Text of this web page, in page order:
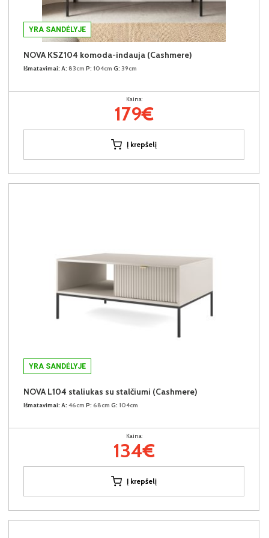
YRA SANDĖLYJE
NOVA KSZ104 komoda-indauja (Cashmere)
Išmatavimai: A: 83cm P: 104cm G: 39cm
Kaina:
179€
Į krepšelį
YRA SANDĖLYJE
NOVA L104 staliukas su stalčiumi (Cashmere)
Išmatavimai: A: 46cm P: 68cm G: 104cm
Kaina:
134€
Į krepšelį